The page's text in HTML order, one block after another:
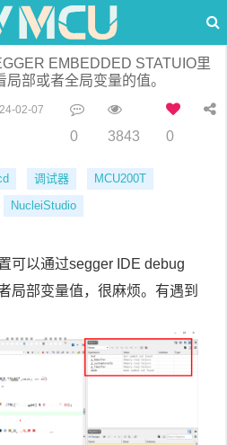
EMBEDDED STATUIO里
部或者全局变量的值。
02-07
0 3843 0
调试器
MCU200T
NucleiStudio
可以通过segger IDE debug
局部变量值，很麻烦。有遇到